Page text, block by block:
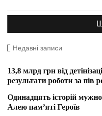
Недавні записи
13,8 млрд грн від
результати роботи за пів
Одинадцять історій
Алею пам’яті Героїв